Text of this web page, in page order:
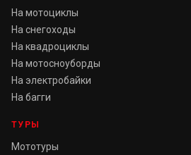
На мотоциклы
На снегоходы
На квадроциклы
На мотосноуборды
На электробайки
На багги
ТУРЫ
Мототуры